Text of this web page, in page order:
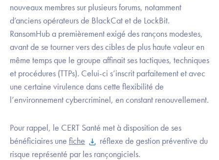
nouveaux membres sur plusieurs forums, notamment
d’anciens opérateurs de BlackCat et de LockBit.
RansomHub a premièrement exigé des rançons modestes,
avant de se tourner vers des cibles de plus haute valeur en
même temps que le groupe affinait ses tactiques, techniques
et procédures (TTPs). Celui-ci s’inscrit parfaitement et avec
une certaine virulence dans cette flexibilité de
l’environnement cybercriminel, en constant renouvellement.
Pour rappel, le CERT Santé met à disposition de ses
bénéficiaires une fiche
réflexe de gestion préventive du
risque représenté par les rançongiciels.